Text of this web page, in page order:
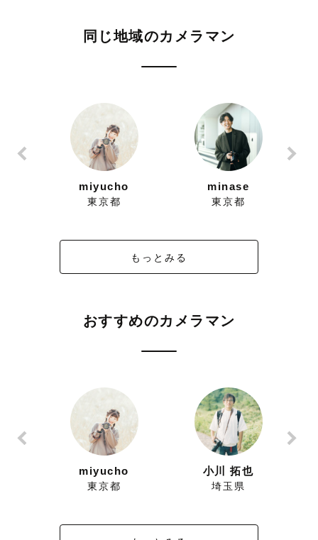
同じ地域のカメラマン
miyucho
東京都
minase
東京都
もっとみる
おすすめのカメラマン
miyucho
東京都
小川 拓也
埼玉県